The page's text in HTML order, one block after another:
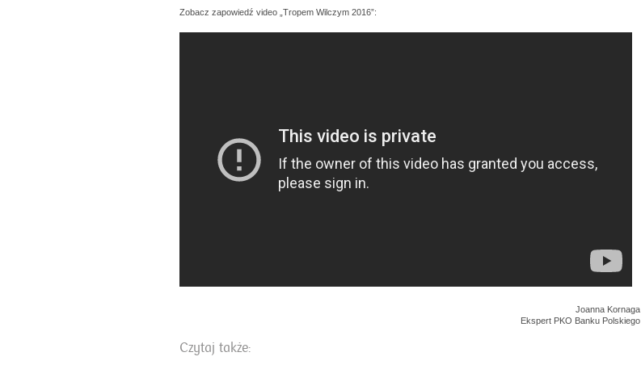
Zobacz zapowiedź video „Tropem Wilczym 2016”:
Joanna Kornaga
Ekspert PKO Banku Polskiego
Czytaj także: